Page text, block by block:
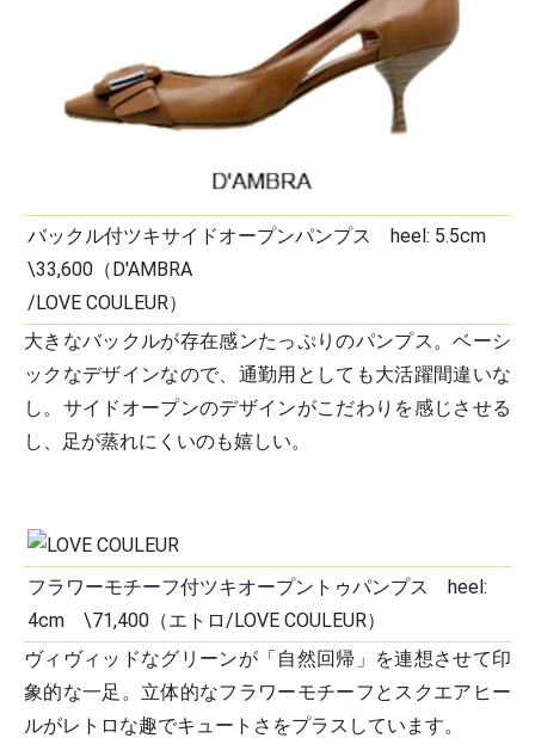
バックル付ツキサイドオープンパンプス heel: 5.5cm
\33,600（D'AMBRA
/LOVE COULEUR）
大きなバックルが存在感ンたっぷりのパンプス。ベーシ
ックなデザインなので、通勤用としても大活躍間違いな
し。サイドオープンのデザインがこだわりを感じさせる
し、足が蒸れにくいのも嬉しい。
フラワーモチーフ付ツキオープントゥパンプス heel:
4cm \71,400（エトロ/LOVE COULEUR）
ヴィヴィッドなグリーンが「自然回帰」を連想させて印
象的な一足。立体的なフラワーモチーフとスクエアヒー
ルがレトロな趣でキュートさをプラスしています。